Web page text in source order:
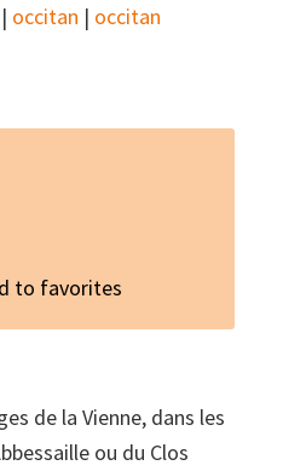
| occitan | occitan
to favorites
de la Vienne, dans les
ou du Clos